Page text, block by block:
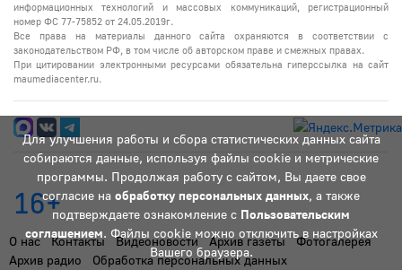
Для улучшения работы и сбора статистических данных сайта
собираются данные, используя файлы cookie и метрические
программы. Продолжая работу с сайтом, Вы даете свое
согласие на обработку персональных данных, а также
подтверждаете ознакомление с Пользовательским
соглашением. Файлы cookie можно отключить в настройках
Вашего браузера.
информационных технологий и массовых коммуникаций, регистрационный
номер ФС 77-75852 от 24.05.2019г.
Все права на материалы данного сайта охраняются в соответствии с
законодательством РФ, в том числе об авторском праве и смежных правах.
При цитировании электронными ресурсами обязательна гиперссылка на сайт
maumediacenter.ru.
16+
О нас Контакты Видеоновости Архив газеты
Фотогалерея
Архив радио
Обработка персональных данных